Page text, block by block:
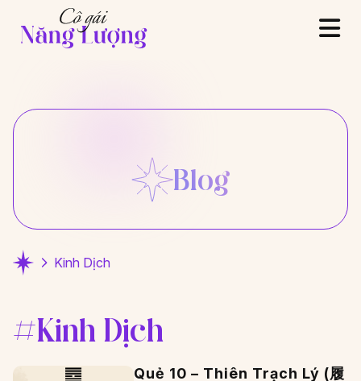
Blog
Kinh Dịch
#Kinh Dịch
Quẻ 10 – Thiên Trạch Lý (履